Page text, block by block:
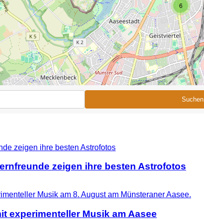
6
Suchen
zeigen ihre besten Astrofotos
experimenteller Musik am Aasee